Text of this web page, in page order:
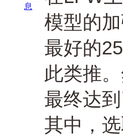
息
模型的
最好的
此类推
最终达
其中，